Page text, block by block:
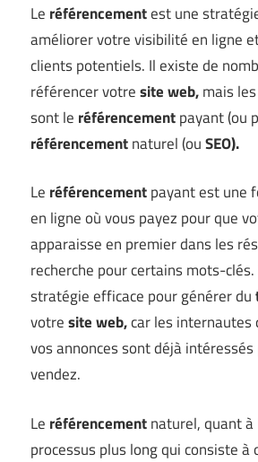
Le référencementest une
améliorer votre visibilité en ligne
clients potentiels. Il existe de
référencer votresite web,mais
sont le référencementpayant (ou
référencementnaturel (ouSEO).
Le référencementpayant est une
en ligne où vous payez pour que
apparaisse en premier dans les
recherche pour certains mots-clés.
stratégie efficace pour générer du
votresite web,car les internautes
vos annonces sont déjà
vendez.
Le référencementnaturel, quant à
processus plus long qui consiste